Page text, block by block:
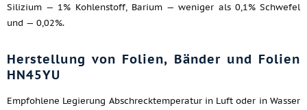
Silizium — 1% Kohlenstoff, Barium — weniger als 0,1% Schwefel
und — 0,02%.
Herstellung von Folien, Bänder und Folien
HN45YU
Empfohlene Legierung Abschrecktemperatur in Luft oder in Wasser